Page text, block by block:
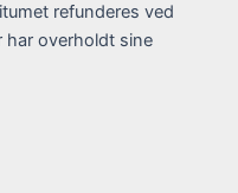
refunderes ved
har overholdt sine